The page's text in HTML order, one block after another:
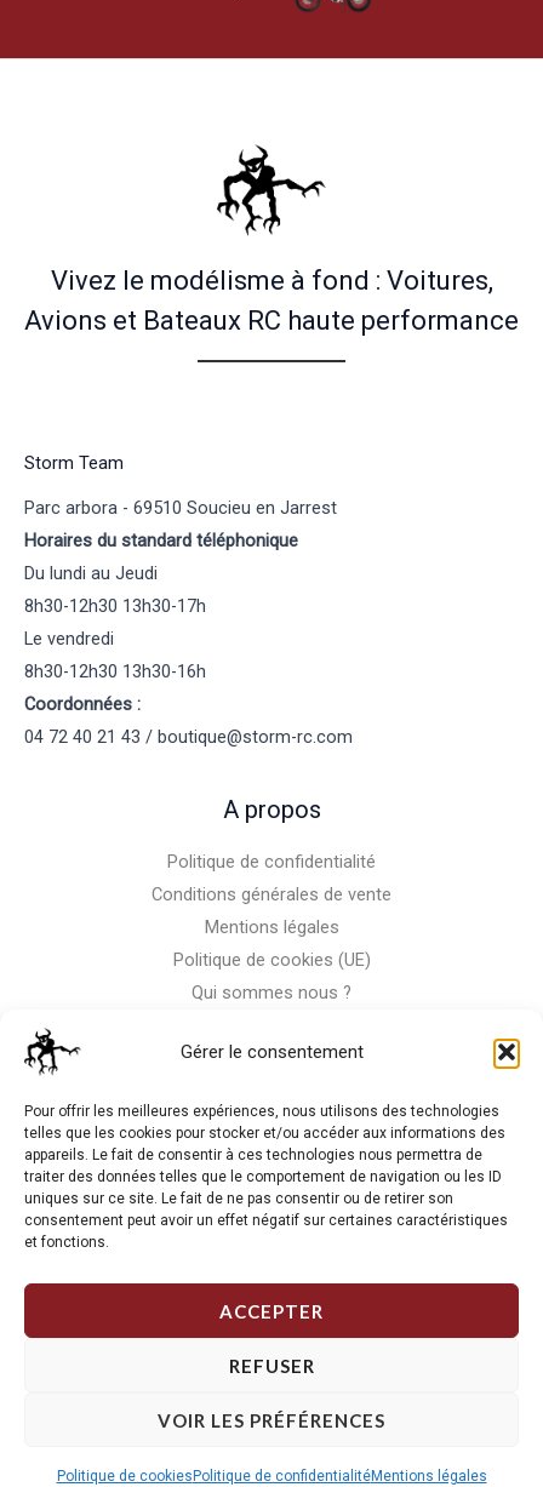
Gérer le consentement
Pour offrir les meilleures expériences, nous utilisons des technologies
telles que les cookies pour stocker et/ou accéder aux informations des
appareils. Le fait de consentir à ces technologies nous permettra de
traiter des données telles que le comportement de navigation ou les ID
uniques sur ce site. Le fait de ne pas consentir ou de retirer son
consentement peut avoir un effet négatif sur certaines caractéristiques
et fonctions.
ACCEPTER
REFUSER
VOIR LES PRÉFÉRENCES
Politique de cookies Politique de confidentialitéMentions légales
Vivez le modélisme à fond : Voitures,
Avions et Bateaux RC haute performance
Storm Team
Parc arbora - 69510 Soucieu en Jarrest
Horaires du standard téléphonique
Du lundi au Jeudi
8h30-12h30 13h30-17h
Le vendredi
8h30-12h30 13h30-16h
Coordonnées :
04 72 40 21 43 / boutique@storm-rc.com
A propos
Politique de confidentialité
Conditions générales de vente
Mentions légales
Politique de cookies (UE)
Qui sommes nous ?
La RC n'est pas notre seule passion, venez visiter notre shop
de motos
Copyright © 2026 Storm RC. Powered by Storm Team.